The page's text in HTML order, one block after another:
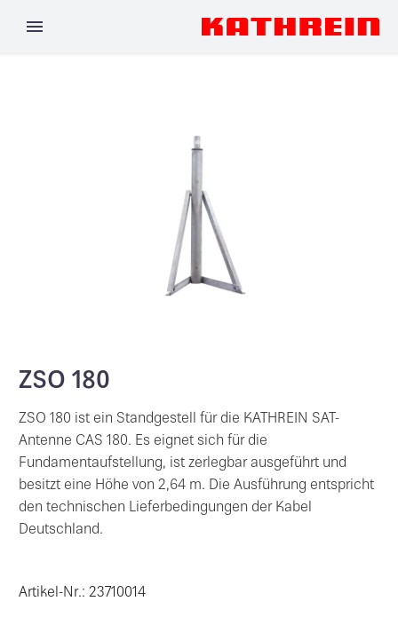
ZSO 180
ZSO 180 ist ein Standgestell für die KATHREIN SAT-
Antenne CAS 180. Es eignet sich für die
Fundamentaufstellung, ist zerlegbar ausgeführt und
besitzt eine Höhe von 2,64 m. Die Ausführung entspricht
den technischen Lieferbedingungen der Kabel
Deutschland.
Artikel-Nr.: 23710014